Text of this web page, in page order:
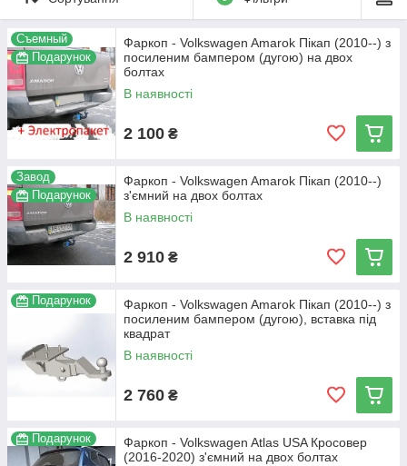
Съемный
Подарунок
Фаркоп - Volkswagen Amarok Пікап (2010--) з
посиленим бампером (дугою) на двох
болтах
В наявності
2 100 ₴
Завод
Подарунок
Фаркоп - Volkswagen Amarok Пікап (2010--)
з'ємний на двох болтах
В наявності
2 910 ₴
Подарунок
Фаркоп - Volkswagen Amarok Пікап (2010--) з
посиленим бампером (дугою), вставка під
квадрат
В наявності
2 760 ₴
Подарунок
Фаркоп - Volkswagen Atlas USA Кросовер
(2016-2020) з'ємний на двох болтах